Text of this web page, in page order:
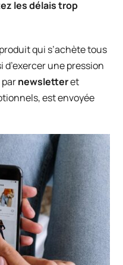
les délais trop
qui s’achète tous
d’exercer une pression
newsletteret
est envoyée